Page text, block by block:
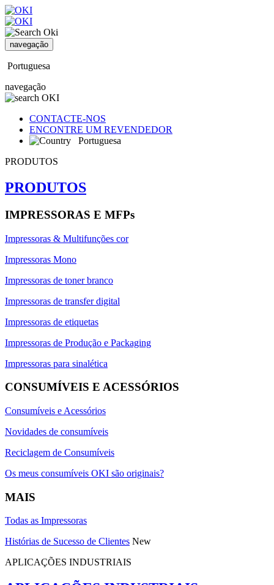
navegação
Portuguesa
navegação
CONTACTE-NOS
ENCONTRE UM REVENDEDOR
Portuguesa
PRODUTOS
PRODUTOS
IMPRESSORAS E MFPs
Impressoras & Multifunções cor
Impressoras Mono
Impressoras de toner branco
Impressoras de transfer digital
Impressoras de etiquetas
Impressoras de Produção e Packaging
Impressoras para sinalética
CONSUMÍVEIS E ACESSÓRIOS
Consumíveis e Acessórios
Novidades de consumíveis
Reciclagem de Consumíveis
Os meus consumíveis OKI são originais?
MAIS
Todas as Impressoras
Histórias de Sucesso de Clientes New
APLICAÇÕES INDUSTRIAIS